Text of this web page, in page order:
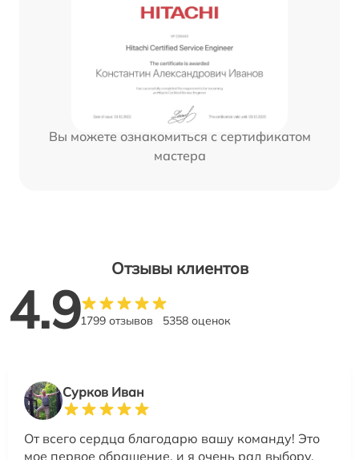
Вы можете ознакомиться с сертификатом
мастера
Отзывы клиентов
4.91799 отзывов 5358 оценок
Сурков Иван
От всего сердца благодарю вашу команду! Это
мое первое обращение, и я очень рад выбору.